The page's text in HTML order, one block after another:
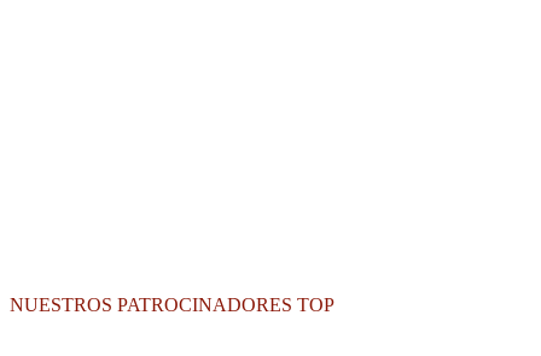
NUESTROS PATROCINADORES TOP